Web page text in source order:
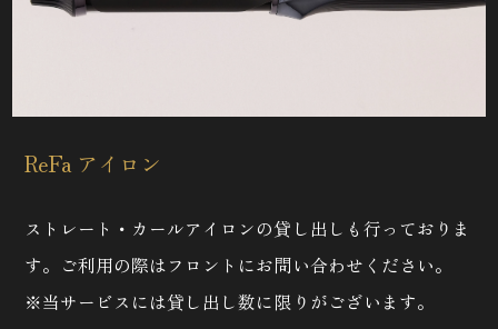
ReFa アイロン
ストレート・カールアイロンの貸し出しも行っておりま
す。ご利用の際はフロントにお問い合わせください。
※当サービスには貸し出し数に限りがございます。